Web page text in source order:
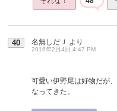
40 名無しだＪ より
2016年2月4日 4:47 PM
可愛い伊野尾は好物だが
なってきた。